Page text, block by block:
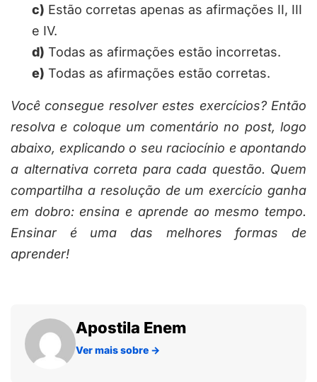
c) Estão corretas apenas as afirmações II, III
e IV.
d) Todas as afirmações estão incorretas.
e) Todas as afirmações estão corretas.
Você consegue resolver estes exercícios? Então
resolva e coloque um comentário no post, logo
abaixo, explicando o seu raciocínio e apontando
a alternativa correta para cada questão. Quem
compartilha a resolução de um exercício ganha
em dobro: ensina e aprende ao mesmo tempo.
Ensinar é uma das melhores formas de
aprender!
Apostila Enem
Ver mais sobre →